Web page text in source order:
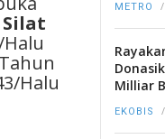
Halu
METRO /
Milliar
EKOBIS /